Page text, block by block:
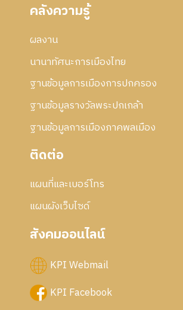
คลังความรู้
ผลงาน
นานาทัศนะการเมืองไทย
ฐานข้อมูลการเมืองการปกครอง
ฐานข้อมูลรางวัลพระปกเกล้า
ฐานข้อมูลการเมืองภาคพลเมือง
ติดต่อ
แผนที่และเบอร์โทร
แผนผังเว็บไซด์
สังคมออนไลน์
KPI Webmail
KPI Facebook